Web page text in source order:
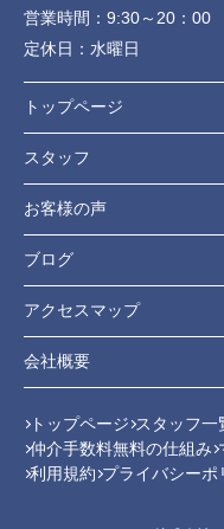
営業時間： 9:30～20：00
定休日： 水曜日
トップページ
スタッフ
お客様の声
ブログ
アクセスマップ
会社概要
トップページ スタッフ一
仲介手数料無料の仕組み
利用規約 プライバシーポ